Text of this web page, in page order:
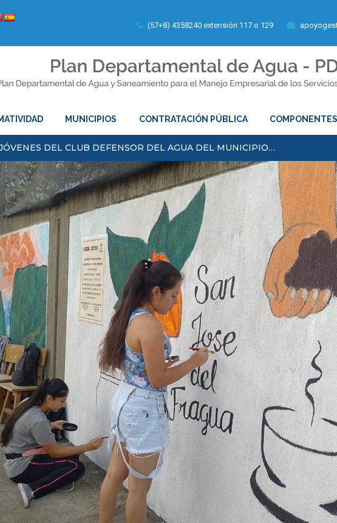
(57+8) 4358240 extensión 117 o 129
MUNICIPIOS CONTRATACIÓN PÚBLICA COMPONENTES
DEL CLUB DEFENSOR DEL AGUA DEL MUNICIPIO…